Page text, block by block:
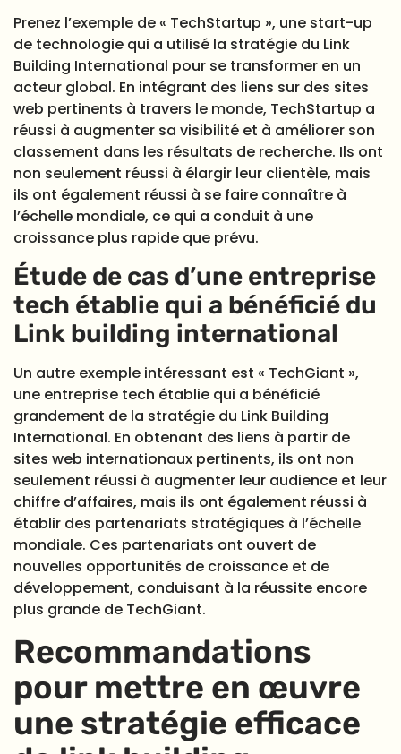
Prenez l’exemple de « TechStartup », une start-up
de technologie qui a utilisé la stratégie du Link
Building International pour se transformer en un
acteur global. En intégrant des liens sur des sites
web pertinents à travers le monde, TechStartup a
réussi à augmenter sa visibilité et à améliorer son
classement dans les résultats de recherche. Ils ont
non seulement réussi à élargir leur clientèle, mais
ils ont également réussi à se faire connaître à
l’échelle mondiale, ce qui a conduit à une
croissance plus rapide que prévu.
Étude de cas d’une entreprise
tech établie qui a bénéficié du
Link building international
Un autre exemple intéressant est « TechGiant »,
une entreprise tech établie qui a bénéficié
grandement de la stratégie du Link Building
International. En obtenant des liens à partir de
sites web internationaux pertinents, ils ont non
seulement réussi à augmenter leur audience et leur
chiffre d’affaires, mais ils ont également réussi à
établir des partenariats stratégiques à l’échelle
mondiale. Ces partenariats ont ouvert de
nouvelles opportunités de croissance et de
développement, conduisant à la réussite encore
plus grande de TechGiant.
Recommandations
pour mettre en œuvre
une stratégie efficace